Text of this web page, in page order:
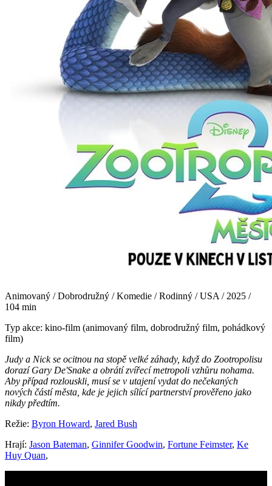
Animovaný / Dobrodružný / Komedie / Rodinný / USA / 2025 /
104 min
Typ akce: kino-film (animovaný film, dobrodružný film, pohádkový
film)
Judy a Nick se ocitnou na stopě velké záhady, když do Zootropolisu
dorazí Gary De'Snake a obrátí zvířecí metropoli vzhůru nohama.
Aby případ rozlouskli, musí se v utajení vydat do nečekaných
nových částí města, kde je jejich sílící partnerství prověřeno jako
nikdy předtím.
Režie: Byron Howard, Jared Bush
Hrají: Jason Bateman, Ginnifer Goodwin, Fortune Feimster, Ke
Huy Quan,